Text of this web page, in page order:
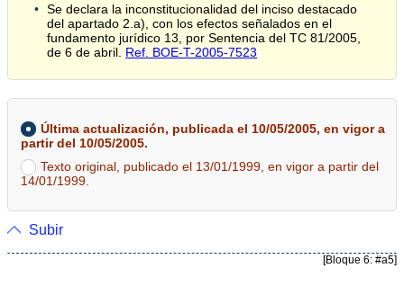
Se declara la inconstitucionalidad del inciso destacado
del apartado 2.a), con los efectos señalados en el
fundamento jurídico 13, por Sentencia del TC 81/2005,
de 6 de abril. Ref. BOE-T-2005-7523
Última actualización, publicada el 10/05/2005, en vigor a
partir del 10/05/2005.
Texto original, publicado el 13/01/1999, en vigor a partir del
14/01/1999.
Subir
[Bloque 6: #a5]